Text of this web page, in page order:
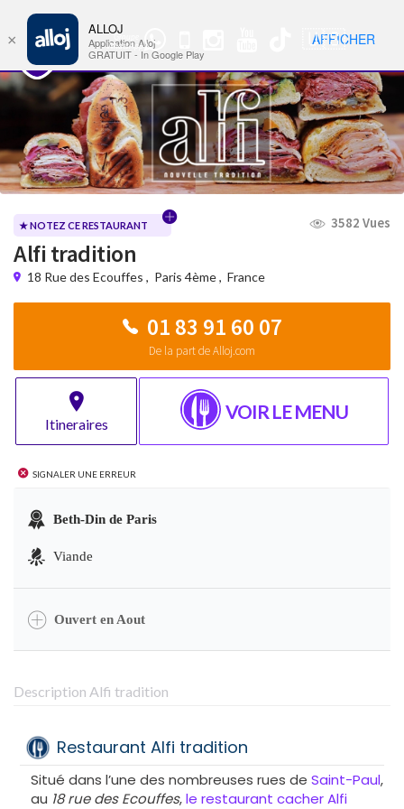
Groupe
WhatsApp
🇺🇸 Nav
★ NOTEZ CE RESTAURANT 3582 Vues
Alfi tradition
18 Rue des Ecouffes , Paris 4ème, France
01 83 91 60 07
De la part de Alloj.com
Itineraires
VOIR LE MENU
Signaler une erreur
Beth-Din de Paris
Viande
Ouvert en Aout
Description Alfi tradition
Restaurant Alfi tradition
Situé dans l’une des nombreuses rues de Saint-Paul,
au 18 rue des Ecouffes,le restaurant cacher Alfi
×
ALLOJ
Application Alloj
GRATUIT - In Google Play
AFFICHER